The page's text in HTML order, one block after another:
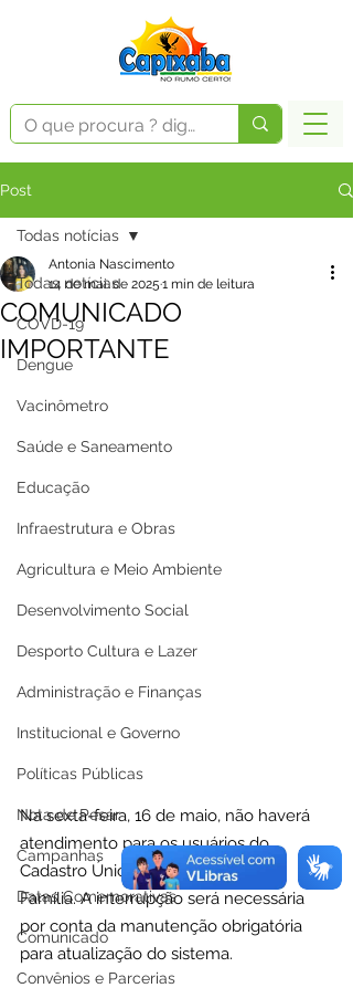
Post
Todas notícias
COVD-19
Dengue
Vacinômetro
Saúde e Saneamento
Educação
Infraestrutura e Obras
Agricultura e Meio Ambiente
Desenvolvimento Social
Desporto Cultura e Lazer
Administração e Finanças
Institucional e Governo
Políticas Públicas
Nota de Pesar
Campanhas
Datas Comemorativas
Comunicado
Convênios e Parcerias
Todas notícias
COMUNICADO
IMPORTANTE
Antonia Nascimento
14 de mai. de 2025 1 min de leitura
Na sexta-feira, 16 de maio, não haverá
atendimento para os usuários do
Cadastro Único e Programa Bolsa
Família. A interrupção será necessária
por conta da manutenção obrigatória
para atualização do sistema.